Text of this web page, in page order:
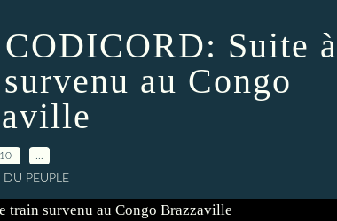
Suite à
au Congo
PEUPLE